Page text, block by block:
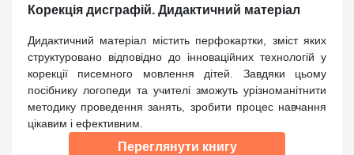
Корекція дисграфій. Дидактичний матеріал
Дидактичний матеріал містить перфокартки, зміст яких
структуровано відповідно до інноваційних технологій у
корекції писемного мовлення дітей. Завдяки цьому
посібнику логопеди та учителі зможуть урізноманітнити
методику проведення занять, зробити процес навчання
цікавим і ефективним.
Переглянути книгу